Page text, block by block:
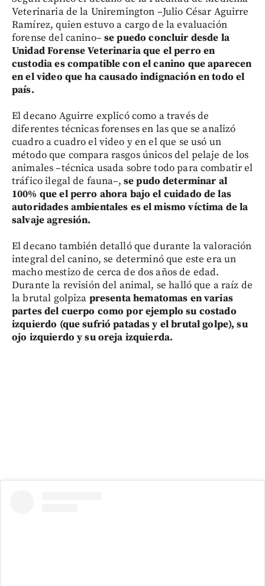
Veterinaria de la Uniremington –Julio César Aguirre
Ramírez, quien estuvo a cargo de la evaluación
forense del canino– se puedo concluir desde la
Unidad Forense Veterinaria que el perro en
custodia es compatible con el canino que aparecen
en el video que ha causado indignación en todo el
país.
El decano Aguirre explicó como a través de
diferentes técnicas forenses en las que se analizó
cuadro a cuadro el video y en el que se usó un
método que compara rasgos únicos del pelaje de los
animales –técnica usada sobre todo para combatir el
tráfico ilegal de fauna–, se pudo determinar al
100% que el perro ahora bajo el cuidado de las
autoridades ambientales es el mismo víctima de la
salvaje agresión.
El decano también detalló que durante la valoración
integral del canino, se determinó que este era un
macho mestizo de cerca de dos años de edad.
Durante la revisión del animal, se halló que a raíz de
la brutal golpiza presenta hematomas en varias
partes del cuerpo como por ejemplo su costado
izquierdo (que sufrió patadas y el brutal golpe), su
ojo izquierdo y su oreja izquierda.